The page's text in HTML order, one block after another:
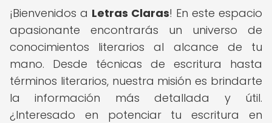
¡Bienvenidos a Letras Claras! En este espacio
apasionante encontrarás un universo de
conocimientos literarios al alcance de tu
mano. Desde técnicas de escritura hasta
términos literarios, nuestra misión es brindarte
la información más detallada y útil.
¿Interesado en potenciar tu escritura en